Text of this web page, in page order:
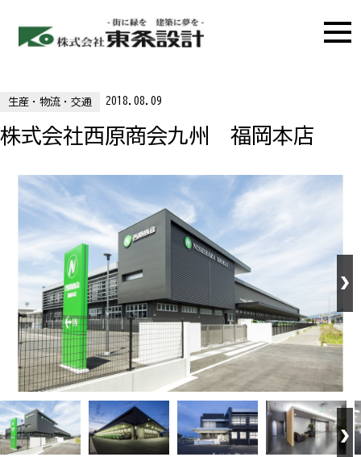
生産・物流・交通 2018.08.09
株式会社西原商会九州 福岡本店